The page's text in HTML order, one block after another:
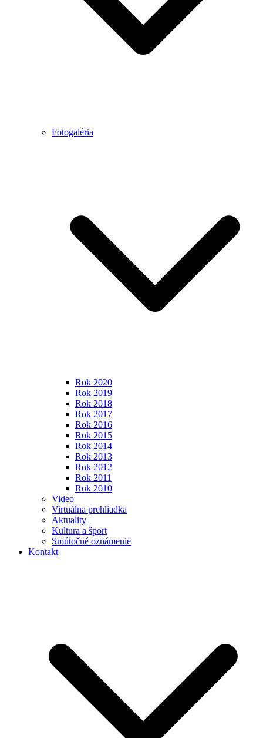
Fotogaléria
Rok 2020
Rok 2019
Rok 2018
Rok 2017
Rok 2016
Rok 2015
Rok 2014
Rok 2013
Rok 2012
Rok 2011
Rok 2010
Video
Virtuálna prehliadka
Aktuality
Kultura a šport
Smútočné oznámenie
Kontakt